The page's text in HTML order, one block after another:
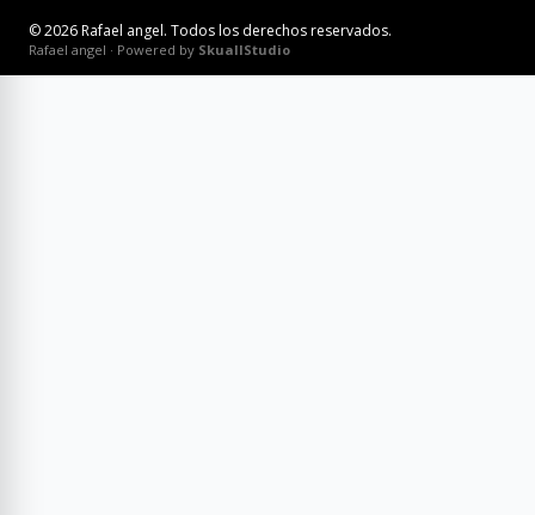
© 2026 Rafael angel. Todos los derechos reservados.
Rafael angel · Powered by SkuallStudio